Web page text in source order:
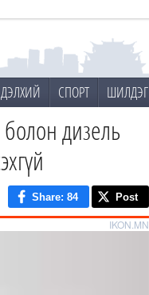
ДЭЛХИЙ СПОРТ ШИЛДЭГ
дизель
Share: 84 Post
IKON.MN